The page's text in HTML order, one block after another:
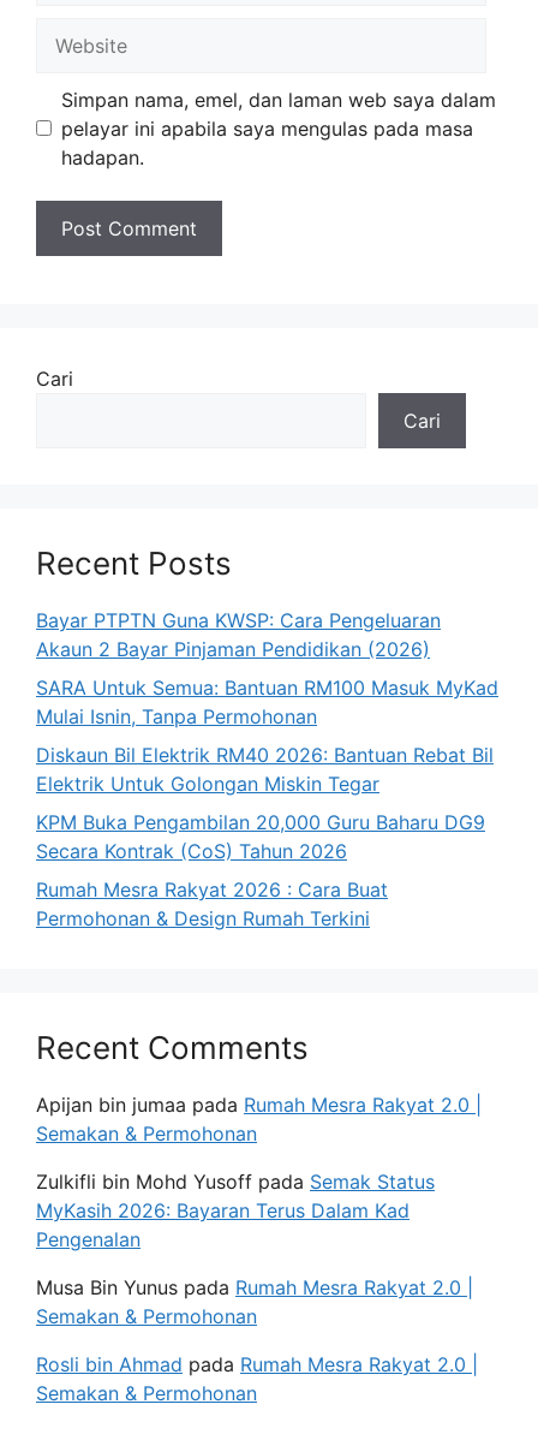
Simpan nama, emel, dan laman web saya dalam
pelayar ini apabila saya mengulas pada masa
hadapan.
Cari
Cari
Recent Posts
Bayar PTPTN Guna KWSP: Cara Pengeluaran
Akaun 2 Bayar Pinjaman Pendidikan (2026)
SARA Untuk Semua: Bantuan RM100 Masuk MyKad
Mulai Isnin, Tanpa Permohonan
Diskaun Bil Elektrik RM40 2026: Bantuan Rebat Bil
Elektrik Untuk Golongan Miskin Tegar
KPM Buka Pengambilan 20,000 Guru Baharu DG9
Secara Kontrak (CoS) Tahun 2026
Rumah Mesra Rakyat 2026 : Cara Buat
Permohonan & Design Rumah Terkini
Recent Comments
Apijan bin jumaa pada Rumah Mesra Rakyat 2.0 |
Semakan & Permohonan
Zulkifli bin Mohd Yusoff pada Semak Status
MyKasih 2026: Bayaran Terus Dalam Kad
Pengenalan
Musa Bin Yunus pada Rumah Mesra Rakyat 2.0 |
Semakan & Permohonan
Rosli bin Ahmad pada Rumah Mesra Rakyat 2.0 |
Semakan & Permohonan